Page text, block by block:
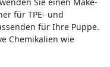
Sie einen Make-
für TPE- und
für Ihre Puppe.
Chemikalien wie